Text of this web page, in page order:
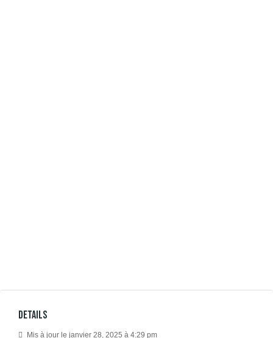
Details
Mis à jour le janvier 28, 2025 à 4:29 pm